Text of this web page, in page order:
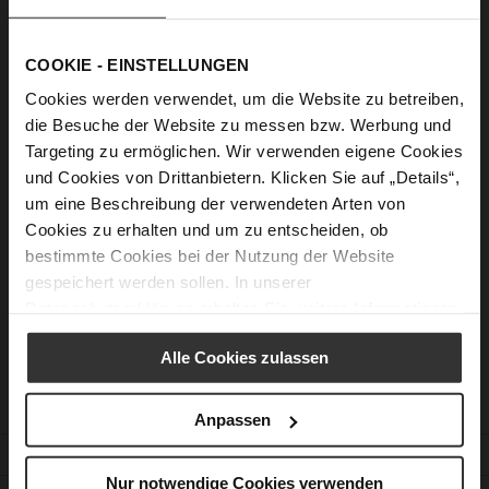
COOKIE - EINSTELLUNGEN
Cookies werden verwendet, um die Website zu betreiben,
die Besuche der Website zu messen bzw. Werbung und
Targeting zu ermöglichen. Wir verwenden eigene Cookies
und Cookies von Drittanbietern. Klicken Sie auf „Details“,
um eine Beschreibung der verwendeten Arten von
Cookies zu erhalten und um zu entscheiden, ob
bestimmte Cookies bei der Nutzung der Website
gespeichert werden sollen. In unserer
Alle Cookies zulassen
Anpassen
Nur notwendige Cookies verwenden
Show Password
Forgot Your Password?
New Customers
Creating an account has many benefits: check out faster, keep
more than one address, track orders and more.
CUSTOMER SERVICE